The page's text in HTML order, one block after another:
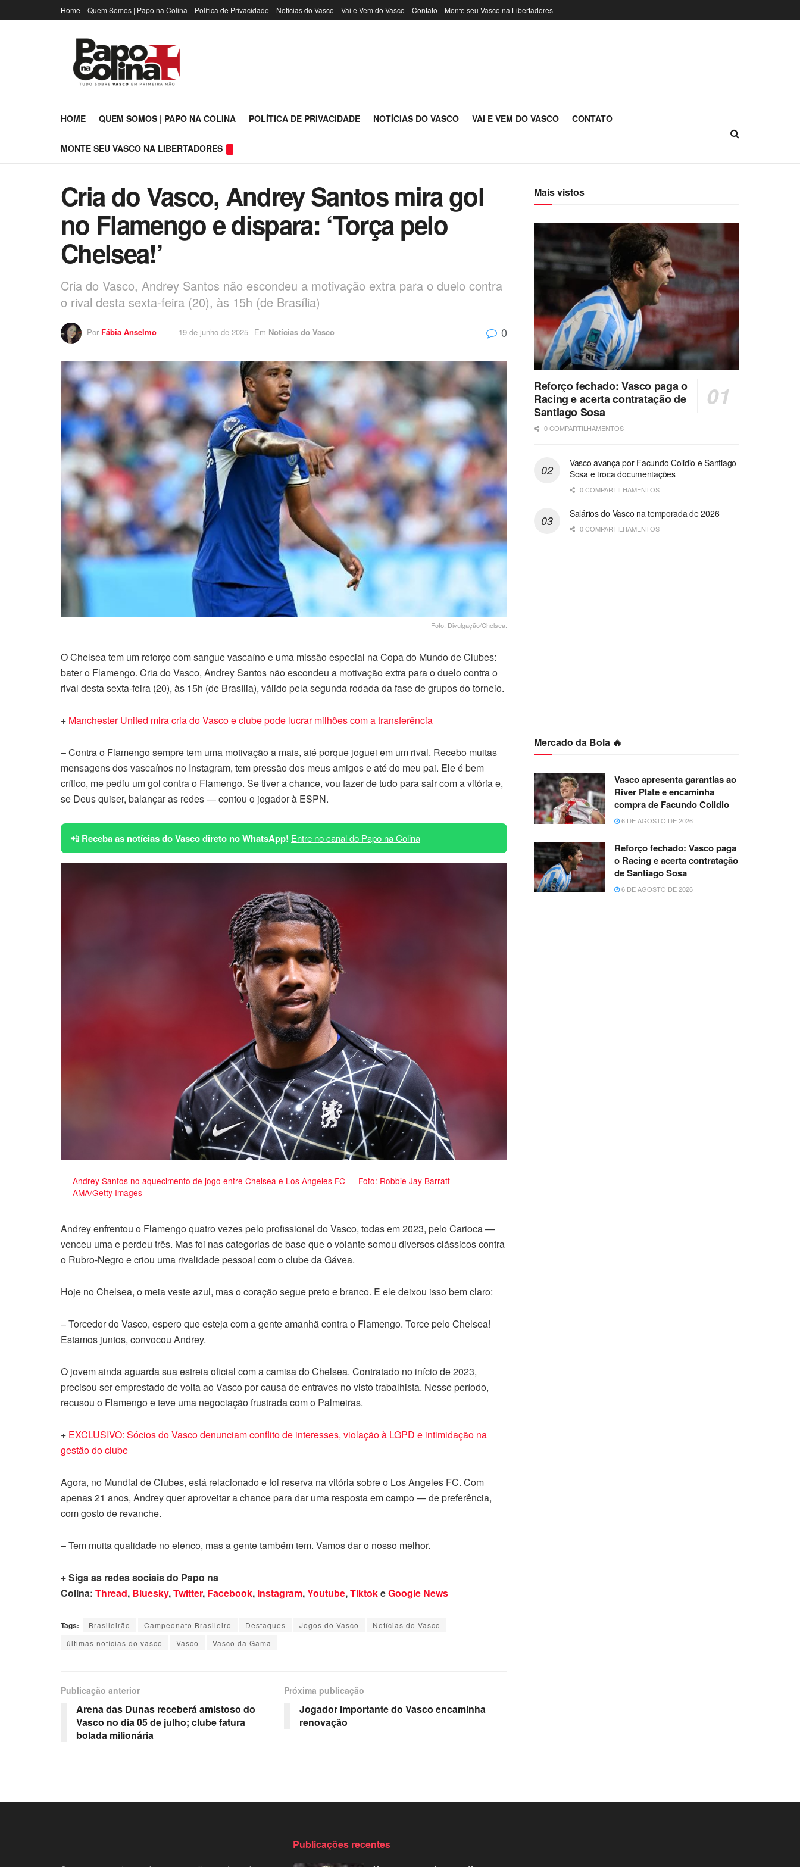
Home Quem Somos | Papo na Colina Política de Privacidade Notícias do Vasco Vai e Vem do Vasco Contato Monte seu Vasco na Libertadores
HOME QUEM SOMOS | PAPO NA COLINA POLÍTICA DE PRIVACIDADE NOTÍCIAS DO VASCO VAI E VEM DO VASCO CONTATO
MONTE SEU VASCO NA LIBERTADORES
Cria do Vasco, Andrey Santos mira gol
no Flamengo e dispara: ‘Torça pelo
Chelsea!’
Cria do Vasco, Andrey Santos não escondeu a motivação extra para o duelo contra
o rival desta sexta-feira (20), às 15h (de Brasília)
Por Fábia Anselmo 19 de junho de 2025 Em Notícias do Vasco 0
Foto: Divulgação/Chelsea.
O Chelsea tem um reforço com sangue vascaíno e uma missão especial na Copa do Mundo de Clubes:
bater o Flamengo. Cria do Vasco, Andrey Santos não escondeu a motivação extra para o duelo contra o
rival desta sexta-feira (20), às 15h (de Brasília), válido pela segunda rodada da fase de grupos do torneio.
+ Manchester United mira cria do Vasco e clube pode lucrar milhões com a transferência
– Contra o Flamengo sempre tem uma motivação a mais, até porque joguei em um rival. Recebo muitas
mensagens dos vascaínos no Instagram, tem pressão dos meus amigos e até do meu pai. Ele é bem
crítico, me pediu um gol contra o Flamengo. Se tiver a chance, vou fazer de tudo para sair com a vitória e,
se Deus quiser, balançar as redes — contou o jogador à ESPN.
📲 Receba as notícias do Vasco direto no WhatsApp! Entre no canal do Papo na Colina
Andrey Santos no aquecimento de jogo entre Chelsea e Los Angeles FC — Foto: Robbie Jay Barratt –
AMA/Getty Images
Andrey enfrentou o Flamengo quatro vezes pelo profissional do Vasco, todas em 2023, pelo Carioca —
venceu uma e perdeu três. Mas foi nas categorias de base que o volante somou diversos clássicos contra
o Rubro-Negro e criou uma rivalidade pessoal com o clube da Gávea.
Hoje no Chelsea, o meia veste azul, mas o coração segue preto e branco. E ele deixou isso bem claro:
– Torcedor do Vasco, espero que esteja com a gente amanhã contra o Flamengo. Torce pelo Chelsea!
Estamos juntos, convocou Andrey.
O jovem ainda aguarda sua estreia oficial com a camisa do Chelsea. Contratado no início de 2023,
precisou ser emprestado de volta ao Vasco por causa de entraves no visto trabalhista. Nesse período,
recusou o Flamengo e teve uma negociação frustrada com o Palmeiras.
+ EXCLUSIVO: Sócios do Vasco denunciam conflito de interesses, violação à LGPD e intimidação na
gestão do clube
Agora, no Mundial de Clubes, está relacionado e foi reserva na vitória sobre o Los Angeles FC. Com
apenas 21 anos, Andrey quer aproveitar a chance para dar uma resposta em campo — de preferência,
com gosto de revanche.
– Tem muita qualidade no elenco, mas a gente também tem. Vamos dar o nosso melhor.
+ Siga as redes sociais do Papo na
Colina: Thread, Bluesky,Twitter, Facebook, Instagram,Youtube,TiktokeGoogle News
Tags: Brasileirão Campeonato Brasileiro Destaques Jogos do Vasco
Notícias do Vasco
últimas notícias do vasco
Vasco Vasco da Gama
Publicação anterior
Arena das Dunas receberá amistoso do
Vasco no dia 05 de julho; clube fatura
bolada milionária
Próxima publicação
Jogador importante do Vasco encaminha
renovação
Mais vistos
Reforço fechado: Vasco paga o
Racing e acerta contratação de
Santiago Sosa
0 COMPARTILHAMENTOS
Vasco avança por Facundo Colidio e Santiago
Sosa e troca documentações
0 COMPARTILHAMENTOS
Salários do Vasco na temporada de 2026
0 COMPARTILHAMENTOS
Mercado da Bola 🔥
Vasco apresenta garantias ao
River Plate e encaminha
compra de Facundo Colidio
6 DE AGOSTO DE 2026
Reforço fechado: Vasco paga
o Racing e acerta contratação
de Santiago Sosa
6 DE AGOSTO DE 2026
Publicações recentes